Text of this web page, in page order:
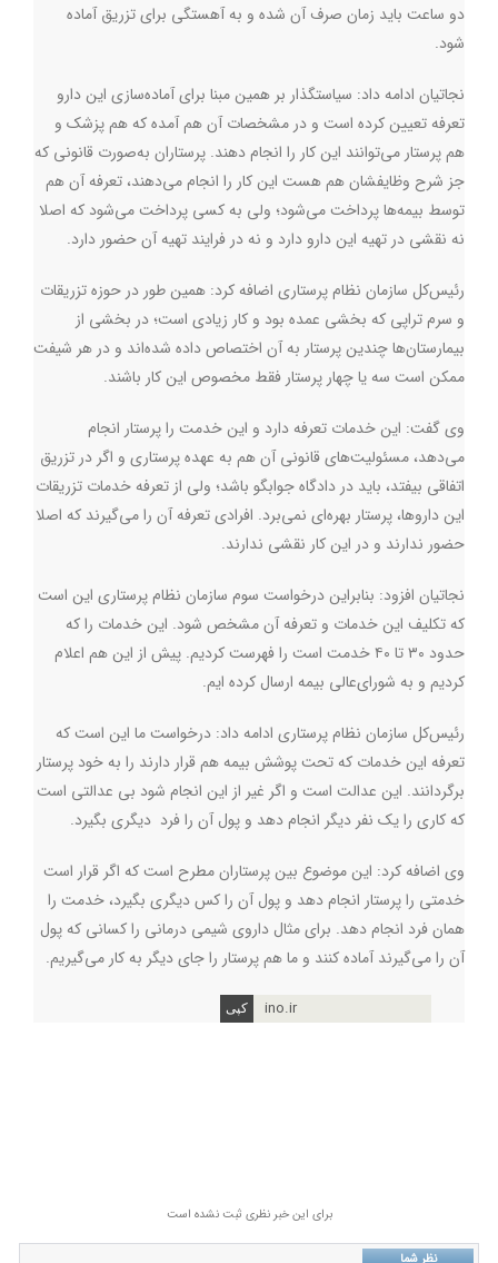
دو ساعت باید زمان صرف آن شده و به آهستگی برای تزریق آماده
شود.
نجاتیان ادامه داد: سیاستگذار بر همین مبنا برای آماده‌سازی این دارو
تعرفه تعیین کرده است و در مشخصات آن هم آمده که هم پزشک و
هم پرستار می‌توانند این کار را انجام دهند. پرستاران به‌صورت قانونی که
جز شرح وظایفشان هم هست این کار را انجام می‌دهند، تعرفه آن هم
توسط بیمه‌ها پرداخت می‌شود؛ ولی به کسی پرداخت می‌شود که اصلا
نه نقشی در تهیه این دارو دارد و نه در فرایند تهیه آن حضور دارد.
رئیس‌کل سازمان نظام پرستاری اضافه کرد: همین طور در حوزه تزریقات
و سرم تراپی که بخشی عمده بود و کار زیادی است؛ در بخشی از
بیمارستان‌ها چندین پرستار به آن اختصاص داده شده‌اند و در هر شیفت
ممکن است سه یا چهار پرستار فقط مخصوص این کار باشند.
وی گفت: این خدمات تعرفه دارد و این خدمت را پرستار انجام
می‌دهد، مسئولیت‌های قانونی آن هم به عهده پرستاری و اگر در تزریق
اتفاقی بیفتد، باید در دادگاه جوابگو باشد؛ ولی از تعرفه خدمات تزریقات
این داروها، پرستار بهره‌ای نمی‌برد. افرادی تعرفه آن را می‌گیرند که اصلا
حضور ندارند و در این کار نقشی ندارند.
نجاتیان افزود: بنابراین درخواست سوم سازمان نظام پرستاری این است
که تکلیف این خدمات و تعرفه آن مشخص شود. این خدمات را که
حدود ۳۰ تا ۴۰ خدمت است را فهرست کردیم. پیش از این هم اعلام
کردیم و به شورای‌عالی بیمه ارسال کرده ایم.
رئیس‌کل سازمان نظام پرستاری ادامه داد: درخواست ما این است که
تعرفه این خدمات که تحت پوشش بیمه هم قرار دارند را به خود پرستار
برگردانند. این عدالت است و اگر غیر از این انجام شود بی عدالتی است
که کاری را یک نفر دیگر انجام دهد و پول آن را فرد دیگری بگیرد.
وی اضافه کرد:‌ این موضوع بین پرستاران مطرح است که اگر قرار است
خدمتی را پرستار انجام دهد و پول آن را کس دیگری بگیرد، خدمت را
همان فرد انجام دهد. برای مثال داروی شیمی درمانی را کسانی که پول
آن را می‌گیرند آماده کنند و ما هم پرستار را جای دیگر به کار می‌گیریم.
ino.ir
برای این خبر نظری ثبت نشده است
نظر شما